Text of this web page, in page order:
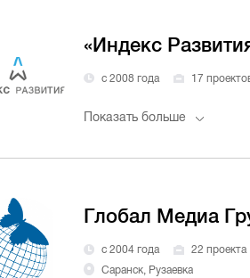
«Индекс
с 2008 года 17
Показать больше
Глобал Медиа
с 2004 года 22 проекта
Саранск, Рузаевка